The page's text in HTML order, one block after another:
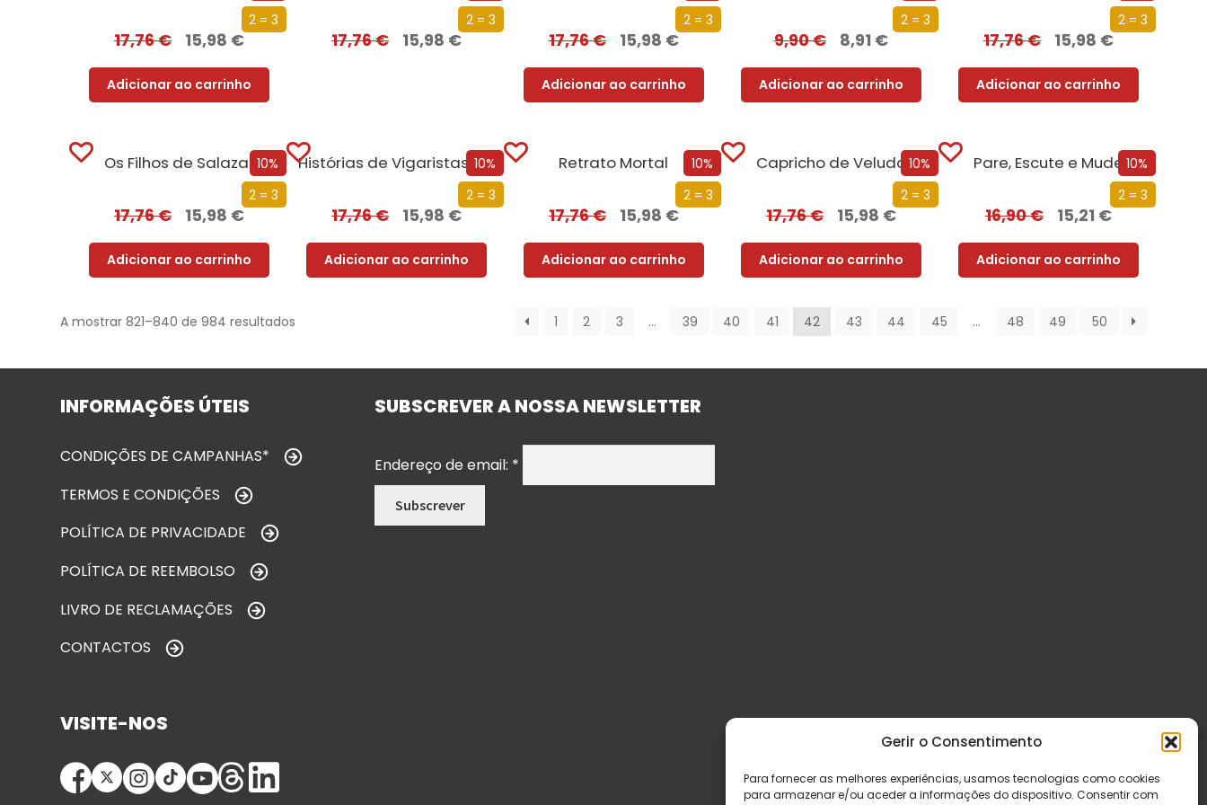
Gerir o Consentimento
Para fornecer as melhores experiências, usamos tecnologias como cookies
para armazenar e/ou aceder a informações do dispositivo. Consentir com
2 = 3
17,76€ 15,98 €
Adicionar ao carrinho
2 = 3
17,76€ 15,98 €
2 = 3
17,76€ 15,98 €
Adicionar ao carrinho
2 = 3
9,90€ 8,91 €
Adicionar ao carrinho
2 = 3
17,76€ 15,98 €
Adicionar ao carrinho
10%
2 = 3
Os Filhos de Salazar
17,76€ 15,98 €
Adicionar ao carrinho
10%
2 = 3
Histórias de Vigaristas e Canalhas
17,76€ 15,98 €
Adicionar ao carrinho
10%
2 = 3
Retrato Mortal
17,76€ 15,98 €
Adicionar ao carrinho
10%
2 = 3
Capricho de Veludo
17,76€ 15,98 €
Adicionar ao carrinho
10%
2 = 3
Pare, Escute e Mude
16,90€ 15,21 €
Adicionar ao carrinho
A mostrar 821–840 de 984 resultados 1 2 3 … 39 40 41 42 43 44 45 … 48 49 50
INFORMAÇÕES ÚTEIS
CONDIÇÕES DE CAMPANHAS*
TERMOS E CONDIÇÕES
POLÍTICA DE PRIVACIDADE
POLÍTICA DE REEMBOLSO
LIVRO DE RECLAMAÇÕES
CONTACTOS
SUBSCREVER A NOSSA NEWSLETTER
Endereço de email: *
VISITE-NOS